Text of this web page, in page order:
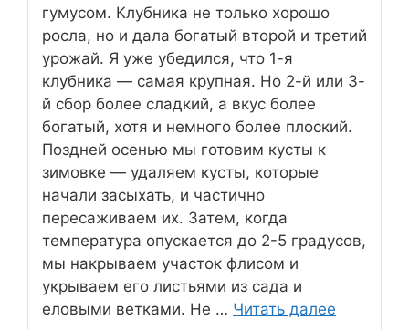
гумусом. Клубника не только хорошо
росла, но и дала богатый второй и третий
урожай. Я уже убедился, что 1-я
клубника — самая крупная. Но 2-й или 3-
й сбор более сладкий, а вкус более
богатый, хотя и немного более плоский.
Поздней осенью мы готовим кусты к
зимовке — удаляем кусты, которые
начали засыхать, и частично
пересаживаем их. Затем, когда
температура опускается до 2-5 градусов,
мы накрываем участок флисом и
укрываем его листьями из сада и
еловыми ветками. Не … Читать далее